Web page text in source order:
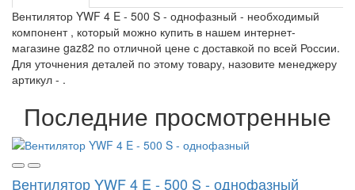
Вентилятор YWF 4 E - 500 S - однофазный - необходимый
компонент , который можно купить в нашем интернет-
магазине gaz82 по отличной цене с доставкой по всей России.
Для уточнения деталей по этому товару, назовите менеджеру
артикул - .
Последние просмотренные
Вентилятор YWF 4 E - 500 S - однофазный